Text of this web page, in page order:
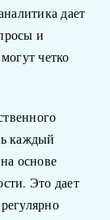
дает
и
четко
каждый
основе
Это дает